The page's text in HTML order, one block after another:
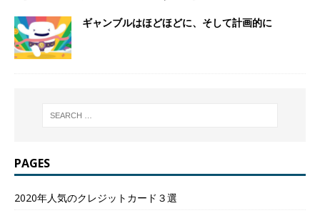
ギャンブルはほどほどに、そして計画的に
PAGES
2020年人気のクレジットカード３選